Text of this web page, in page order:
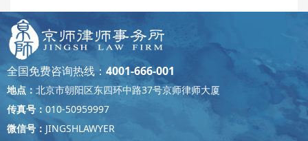
全国免费咨询热线： 4001-666-001
地点： 北京市朝阳区东四环中路37号京师律师大厦
传真号： 010-50959997
微信号： JINGSHLAWYER